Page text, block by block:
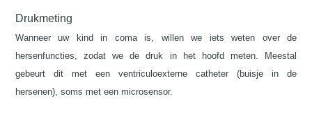
Drukmeting
Wanneer uw kind in coma is, willen we iets weten over de
hersenfuncties, zodat we de druk in het hoofd meten. Meestal
gebeurt dit met een ventriculoexterne catheter (buisje in de
hersenen), soms met een microsensor.